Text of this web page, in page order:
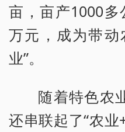
亩，亩产1000
万元，成为带动
业”。
随着特色农
还串联起了“农